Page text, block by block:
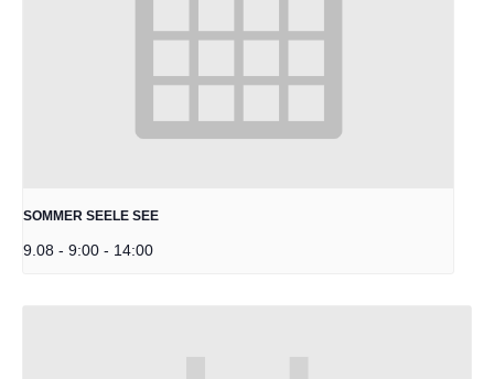
SOMMER SEELE SEE
9.08 - 9:00 - 14:00